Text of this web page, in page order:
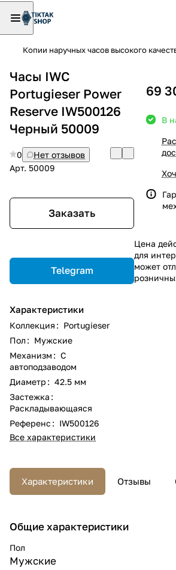
Копии наручных часов высокого
Часы IWC
Portugieser Power
Reserve IW500126
Черный 50009
0
Нет отзывов
Арт. 50009
Заказать
Telegram
Характеристики
Коллекция : Portugieser
Пол : Мужские
Механизм : С
автоподзаводом
Диаметр : 42.5 мм
Застежка :
Раскладывающаяся
Референс : IW500126
Все характеристики
69
В
Цена
для
может
Характеристики Отзывы
Общие характеристики
Пол
Мужские